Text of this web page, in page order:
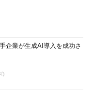
企業が生成AI導入を成功さ
)